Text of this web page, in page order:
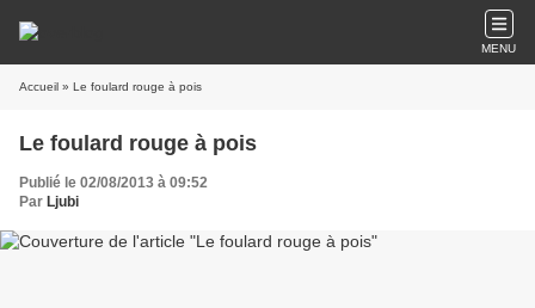
MENU
Accueil » Le foulard rouge à pois
Le foulard rouge à pois
Publié le 02/08/2013 à 09:52
Par Ljubi